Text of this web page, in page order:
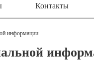
Контакты
информации